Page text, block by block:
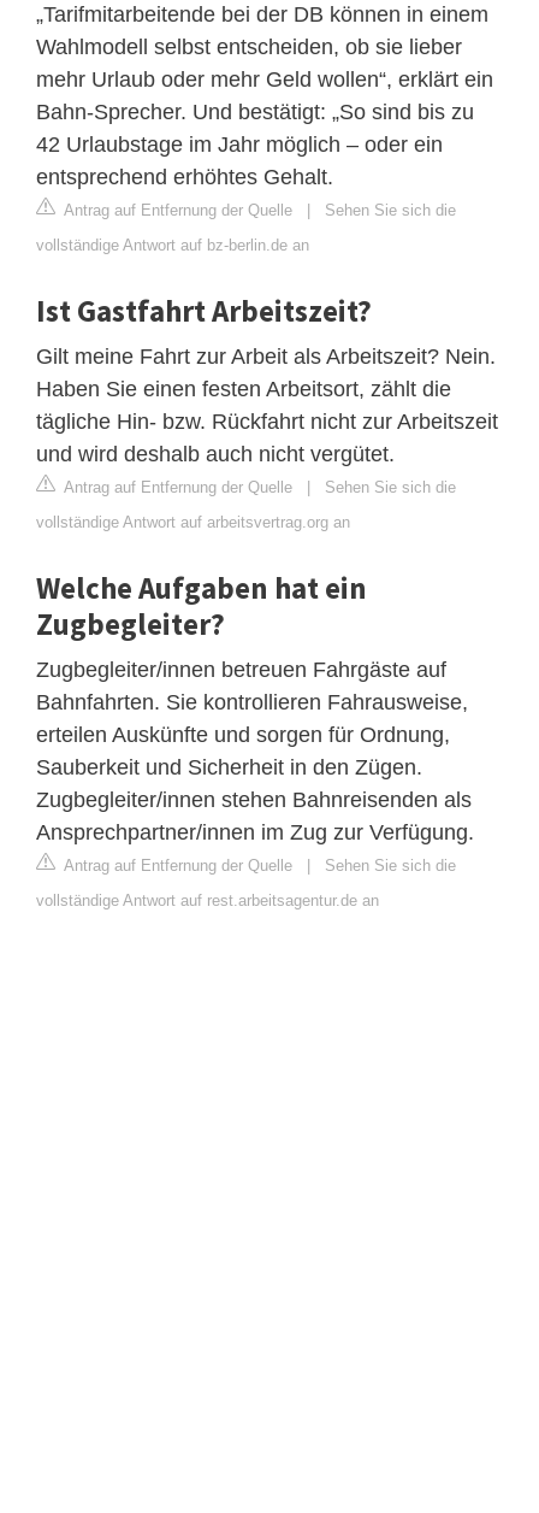
„Tarifmitarbeitende bei der DB können in einem
Wahlmodell selbst entscheiden, ob sie lieber
mehr Urlaub oder mehr Geld wollen“, erklärt ein
Bahn-Sprecher. Und bestätigt: „So sind bis zu
42 Urlaubstage im Jahr möglich – oder ein
entsprechend erhöhtes Gehalt.
Antrag auf Entfernung der Quelle | Sehen Sie sich die
vollständige Antwort auf bz-berlin.de an
Ist Gastfahrt Arbeitszeit?
Gilt meine Fahrt zur Arbeit als Arbeitszeit? Nein.
Haben Sie einen festen Arbeitsort, zählt die
tägliche Hin- bzw. Rückfahrt nicht zur Arbeitszeit
und wird deshalb auch nicht vergütet.
Antrag auf Entfernung der Quelle | Sehen Sie sich die
vollständige Antwort auf arbeitsvertrag.org an
Welche Aufgaben hat ein
Zugbegleiter?
Zugbegleiter/innen betreuen Fahrgäste auf
Bahnfahrten. Sie kontrollieren Fahrausweise,
erteilen Auskünfte und sorgen für Ordnung,
Sauberkeit und Sicherheit in den Zügen.
Zugbegleiter/innen stehen Bahnreisenden als
Ansprechpartner/innen im Zug zur Verfügung.
Antrag auf Entfernung der Quelle | Sehen Sie sich die
vollständige Antwort auf rest.arbeitsagentur.de an